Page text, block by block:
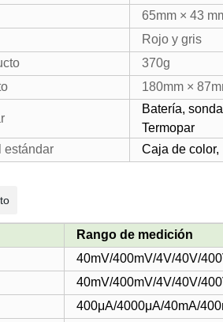
65mm × 43
Rojo y gris
370g
180mm ×
Batería,
Termopar
estándar
Caja de color,
Rango de medición
40mV/400mV/4V/40V/
40mV/400mV/4V/40V/
400μA/4000μA/40mA/